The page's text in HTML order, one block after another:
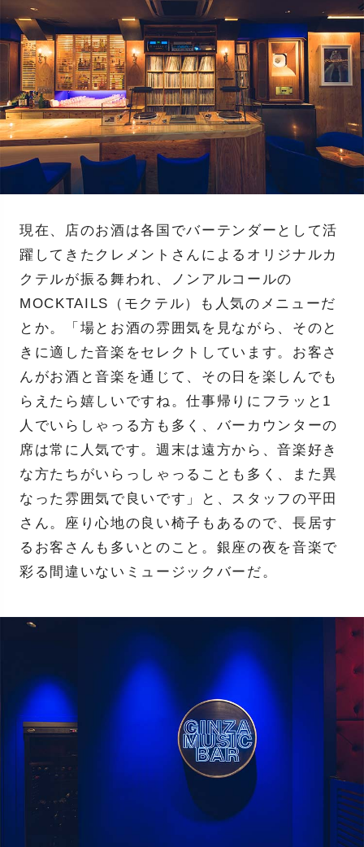
現在、店のお酒は各国でバーテンダーとして活
躍してきたクレメントさんによるオリジナルカ
クテルが振る舞われ、ノンアルコールの
MOCKTAILS（モクテル）も人気のメニューだ
とか。「場とお酒の雰囲気を見ながら、そのと
きに適した音楽をセレクトしています。お客さ
んがお酒と音楽を通じて、その日を楽しんでも
らえたら嬉しいですね。仕事帰りにフラッと1
人でいらしゃっる方も多く、バーカウンターの
席は常に人気です。週末は遠方から、音楽好き
な方たちがいらっしゃっることも多く、また異
なった雰囲気で良いです」と、スタッフの平田
さん。座り心地の良い椅子もあるので、長居す
るお客さんも多いとのこと。銀座の夜を音楽で
彩る間違いないミュージックバーだ。